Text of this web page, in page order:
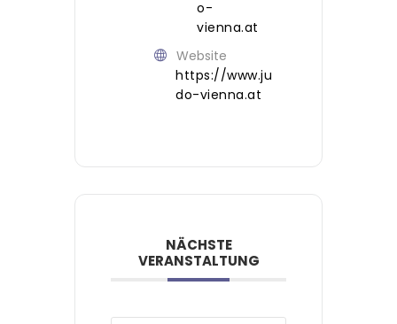
o-
vienna.at
Website
https://www.ju
do-vienna.at
NÄCHSTE
VERANSTALTUNG